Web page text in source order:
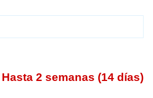
2 semanas (14 días)